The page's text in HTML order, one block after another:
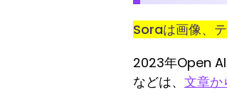
Soraは画像、
2023年Open AI
などは、 文章か